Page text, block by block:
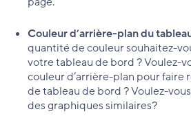
Couleur d’arrière-plan du
quantité de couleur souhaitez-
votre tableau de bord ? Voulez-
couleur d’arrière-plan pour faire
de tableau de bord ? Voulez-
des graphiques similaires?